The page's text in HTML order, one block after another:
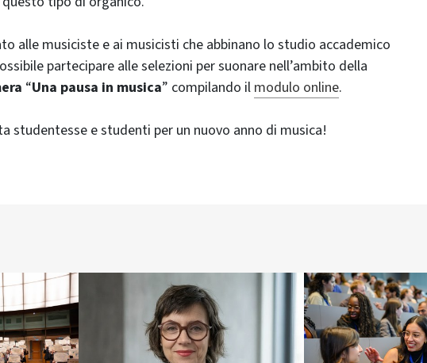
alle musiciste e ai musicisti che abbinano lo studio accademico
partecipare alle selezioni per suonare nell’ambito della
“Una pausa in musica” compilando il modulo online.
studentesse e studenti per un nuovo anno di musica!